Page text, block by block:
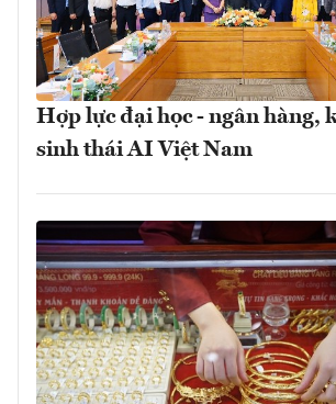
Hợp lực đại học - ngân hàng,
sinh thái AI Việt Nam